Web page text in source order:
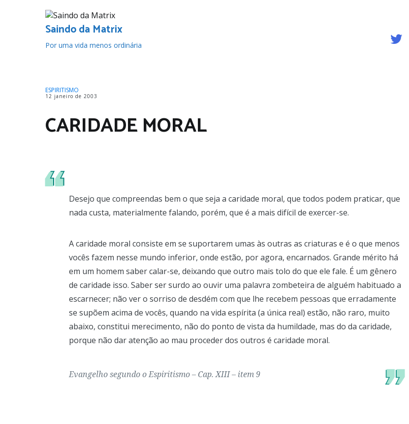
Saindo da Matrix
Por uma vida menos ordinária
ESPIRITISMO
12 janeiro de 2003
CARIDADE MORAL
Desejo que compreendas bem o que seja a caridade moral, que todos podem praticar, que
nada custa, materialmente falando, porém, que é a mais difícil de exercer-se.
A caridade moral consiste em se suportarem umas às outras as criaturas e é o que menos
vocês fazem nesse mundo inferior, onde estão, por agora, encarnados. Grande mérito há
em um homem saber calar-se, deixando que outro mais tolo do que ele fale. É um gênero
de caridade isso. Saber ser surdo ao ouvir uma palavra zombeteira de alguém habituado a
escarnecer; não ver o sorriso de desdém com que lhe recebem pessoas que erradamente
se supõem acima de vocês, quando na vida espírita (a única real) estão, não raro, muito
abaixo, constitui merecimento, não do ponto de vista da humildade, mas do da caridade,
porque não dar atenção ao mau proceder dos outros é caridade moral.
Evangelho segundo o Espiritismo – Cap. XIII – item 9